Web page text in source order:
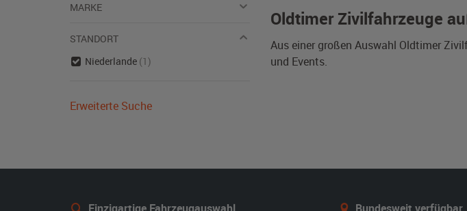
Oldtimer Zivilfahrzeuge
Aus einer großen Auswahl Oldtimer
und Events.
MARKE
STANDORT
Niederlande (1)
Erweiterte Suche